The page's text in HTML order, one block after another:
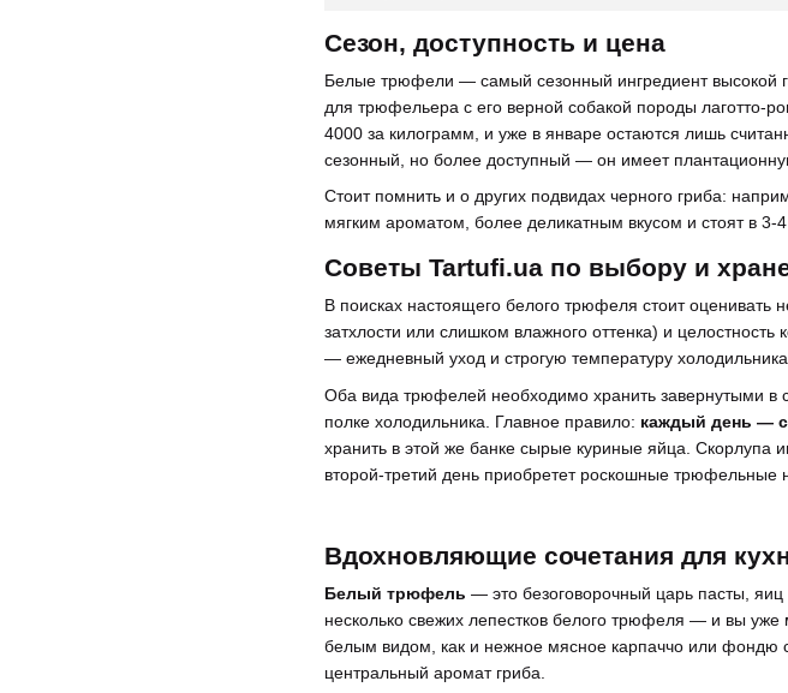
Сезон, доступность и цена
Белые трюфели — самый сезонный ингредиент высокой
для трюфельера с его верной собакой породы
4000 за килограмм, и уже в январе остаются лишь
сезонный, но более доступный — он имеет
Стоит помнить и о других подвидах черного гриба:
мягким ароматом, более деликатным вкусом и стоят в 3-
Советы Tartufi.ua по выбору и
В поисках настоящего белого трюфеля стоит оценивать
затхлости или слишком влажного оттенка) и
— ежедневный уход и строгую температуру
Оба вида трюфелей необходимо хранить завернутыми
полке холодильника. Главное правило: каждый день —
хранить в этой же банке сырые куриные яйца. Скорлупа
второй-третий день приобретет роскошные трюфельные
Вдохновляющие сочетания для
Белый трюфель — это безоговорочный царь пасты,
несколько свежих лепестков белого трюфеля — и вы
белым видом, как и нежное мясное карпаччо или фондю
центральный аромат гриба.